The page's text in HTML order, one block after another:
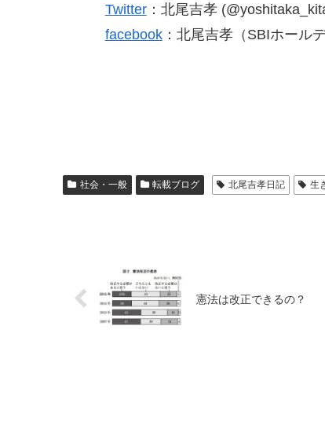
Twitter：北尾吉孝
facebook：北尾吉孝（SBIホールデ
社会・一般 転載ブログ 北尾吉孝日記 生
憲法は改正できるの？